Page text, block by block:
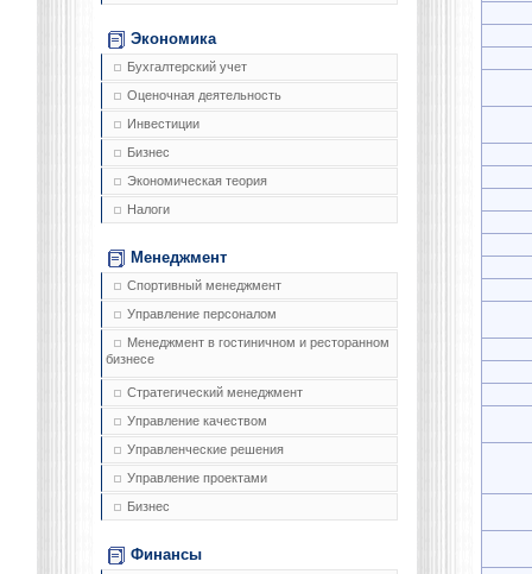
Экономика
Бухгалтерский учет
Оценочная деятельность
Инвестиции
Бизнес
Экономическая теория
Налоги
Менеджмент
Спортивный менеджмент
Управление персоналом
Менеджмент в гостиничном и ресторанном
бизнесе
Стратегический менеджмент
Управление качеством
Управленческие решения
Управление проектами
Бизнес
Финансы